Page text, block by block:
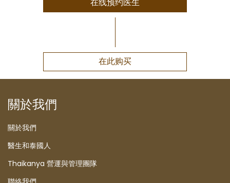
在此购买
關於我們
關於我們
醫生和泰國人
Thaikanya 營運與管理團隊